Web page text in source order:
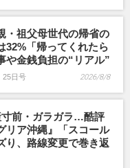
・祖父母世代の帰省の
32%「帰ってくれたら
や金銭負担の“リアル”
25日号 2026/8/8
寸前・ガラガラ…酷評
リア沖縄』「スコール
り、路線変更で巻き返